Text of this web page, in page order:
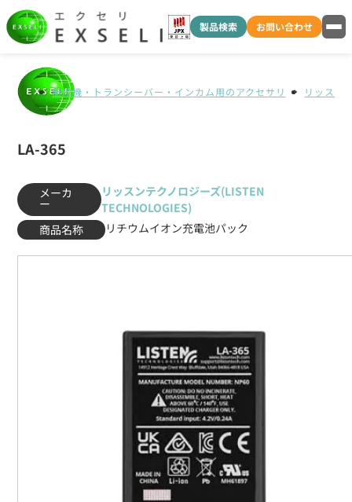
製品検索 お問い合わせ
無線機・トランシーバー・インカム用のアクセサリ リッスン
LA-365
メーカ
ー
リッスンテクノロジーズ(LISTEN
TECHNOLOGIES)
商品名称
リチウムイオン充電池パック